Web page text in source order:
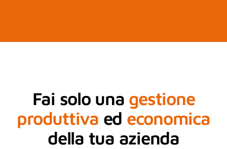
Notizia
Fai solo una gestione
produttiva ed economica
della tua azienda